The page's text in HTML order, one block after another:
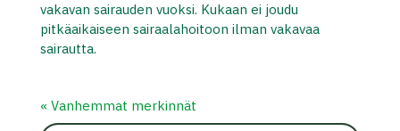
vakavan sairauden vuoksi. Kukaan ei joudu
pitkäaikaiseen sairaalahoitoon ilman vakavaa
sairautta.
« Vanhemmat merkinnät